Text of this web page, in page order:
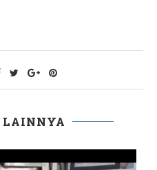
LAINNYA